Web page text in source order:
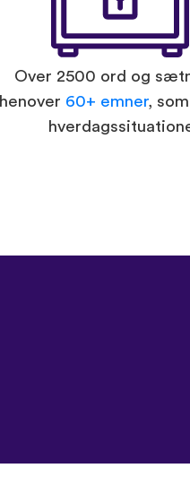
Over 2500 ord og
henover 60+ emner,